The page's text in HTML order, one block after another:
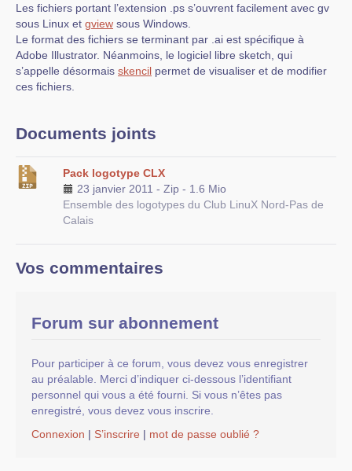
Les fichiers portant l’extension .ps s’ouvrent facilement avec gv
sous Linux et gview sous Windows.
Le format des fichiers se terminant par .ai est spécifique à
Adobe Illustrator. Néanmoins, le logiciel libre sketch, qui
s’appelle désormais skencil permet de visualiser et de modifier
ces fichiers.
Documents joints
Pack logotype CLX
23 janvier 2011 - Zip - 1.6 Mio
Ensemble des logotypes du Club LinuX Nord-Pas de
Calais
Vos commentaires
Forum sur abonnement
Pour participer à ce forum, vous devez vous enregistrer
au préalable. Merci d’indiquer ci-dessous l’identifiant
personnel qui vous a été fourni. Si vous n’êtes pas
enregistré, vous devez vous inscrire.
Connexion | S’inscrire | mot de passe oublié ?